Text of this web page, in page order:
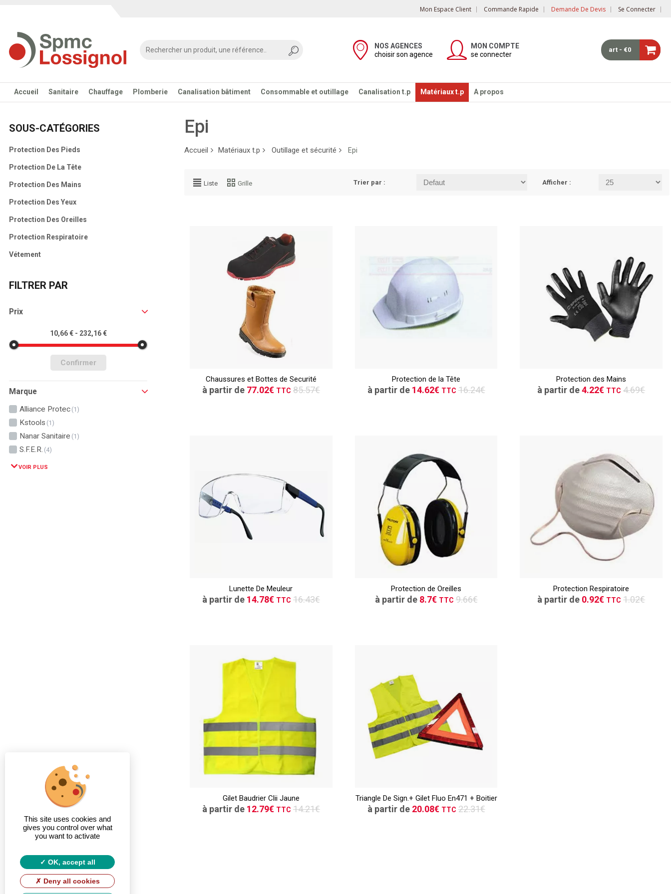
Mon Espace Client Commande Rapide Demande De Devis Se Connecter
NOS AGENCES
choisir son agence
MON COMPTE
se connecter
art - €0
Accueil Sanitaire Chauffage Plomberie Canalisation bâtiment Consommable et outillage Canalisation t.p Matériaux t.p A propos
SOUS-CATÉGORIES
Protection Des Pieds
Protection De La Tête
Protection Des Mains
Protection Des Yeux
Protection Des Oreilles
Protection Respiratoire
Vétement
FILTRER PAR
Prix
10,66 € - 232,16 €
Confirmer
Marque
Alliance Protec (1)
Kstools (1)
Nanar Sanitaire (1)
S.f.e.r. (4)
VOIR PLUS
Epi
Accueil Matériaux t.p Outillage et sécurité Epi
Liste Grille Trier par : Afficher :
TTC
Chaussures et Bottes de Securité
à partir de 77.02€ TTC 85.57€
Demande de devis
TTC
Protection de la Tête
à partir de 14.62€ TTC 16.24€
Demande de devis
Protection des Mains
à partir de4.22€ TTC 4.69€
Demande de devis
TTC
Lunette De Meuleur
à partir de 14.78€ TTC 16.43€
Demande de devis
Protection de Oreilles
à partir de 8.7€ TTC 9.66€
Demande de devis
Protection Respiratoire
à partir de 0.92€ TTC 1.02€
Demande de devis
TTC
Gilet Baudrier Clii Jaune
à partir de 12.79€ TTC 14.21€
Demande de devis
Triangle De Sign.+ Gilet Fluo En471 + Boitier
à partir de 20.08€ TTC 22.31€
Demande de devis
This site uses cookies and
gives you control over what
you want to activate
OK, accept all
Deny all cookies